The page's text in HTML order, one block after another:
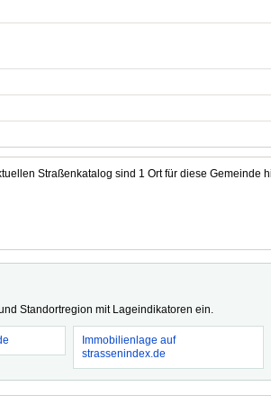
Straßenkatalog sind 1 Ort für diese Gemeinde
Standortregion mit Lageindikatoren ein.
Immobilienlage auf
strassenindex.de